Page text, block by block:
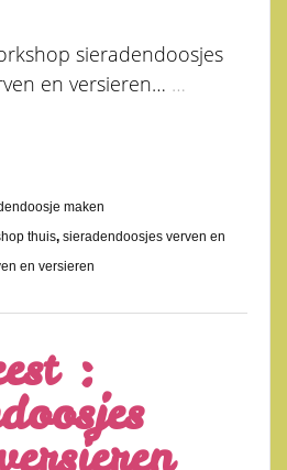
sieradendoosjes
en versieren… …
maken
thuis, sieradendoosjes verven en
en versieren
: